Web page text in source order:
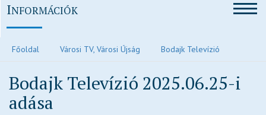
INFORMÁCIÓK
Polgármesteri köszöntő
Közvilágítás hibabejelentés
Elektronikus ügyintézés és letölthető kérelmek
Főoldal Városi TV, Városi Újság Bodajk Televízió
Bodajk Televízió 2025.06.25-i
adása